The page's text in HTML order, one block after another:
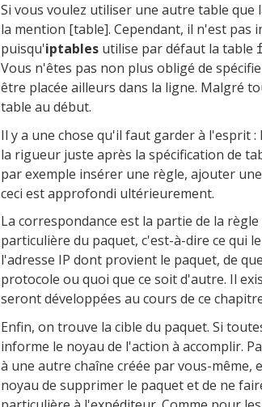
Si vous voulez utiliser une autre table que
la mention [table]. Cependant, il n'est pas
puisqu'iptables utilise par défaut la table
Vous n'êtes pas non plus obligé de
être placée ailleurs dans la ligne. Malgré
table au début.
Il y a une chose qu'il faut garder à l'esprit
la rigueur juste après la spécification de
par exemple insérer une règle, ajouter
ceci est approfondi ultérieurement.
La correspondance est la partie de la
particulière du paquet, c'est-à-dire ce qui
l'adresse IP dont provient le paquet, de
protocole ou quoi que ce soit d'autre. Il
seront développées au cours de ce
Enfin, on trouve la cible du paquet. Si
informe le noyau de l'action à accomplir.
à une autre chaîne créée par vous-
noyau de supprimer le paquet et de ne